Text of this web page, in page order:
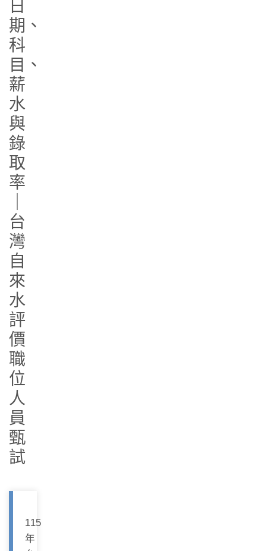
日
期、
科
目、
薪
水
與
錄
取
率
台
灣
自
來
水
評
價
職
位
人
員
甄
試
115
年